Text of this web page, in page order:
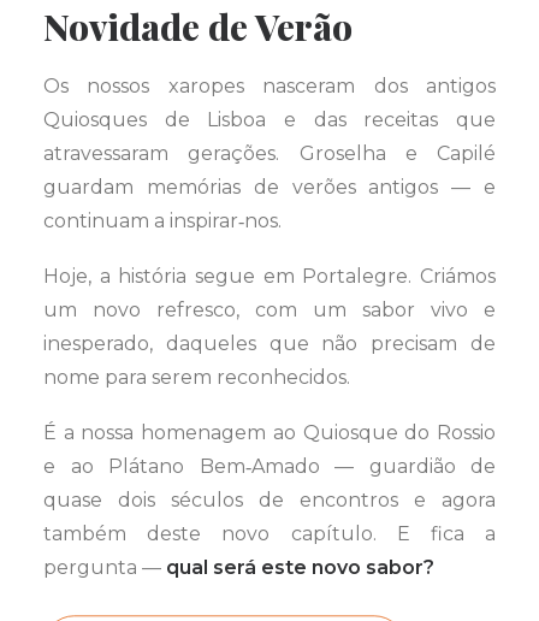
Novidade de Verão
Os nossos xaropes nasceram dos antigos
Quiosques de Lisboa e das receitas que
atravessaram gerações. Groselha e Capilé
guardam memórias de verões antigos — e
continuam a inspirar‑nos.
Hoje, a história segue em Portalegre. Criámos
um novo refresco, com um sabor vivo e
inesperado, daqueles que não precisam de
nome para serem reconhecidos.
É a nossa homenagem ao Quiosque do Rossio
e ao Plátano Bem‑Amado — guardião de
quase dois séculos de encontros e agora
também deste novo capítulo. E fica a
pergunta — qual será este novo sabor?